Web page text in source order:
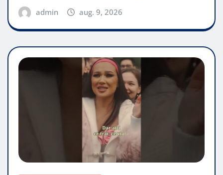
admin aug. 9, 2026